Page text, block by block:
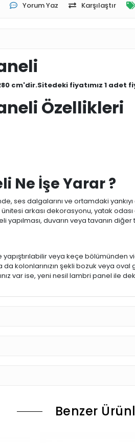
Yorum Yaz Karşılaştır
cm'dir.Sitedeki fiyatımız 1 adet
Özellikleri
Ne İşe Yarar ?
ses dalgalarını ve ortamdaki
arkası dekorasyonu, yatak
duvarın veya tavanın
yapıştırılabilir veya keçe
da kolonlarınızın şekli bozuk veya
var ise, yeni nesil lambri panel ile
Benzer